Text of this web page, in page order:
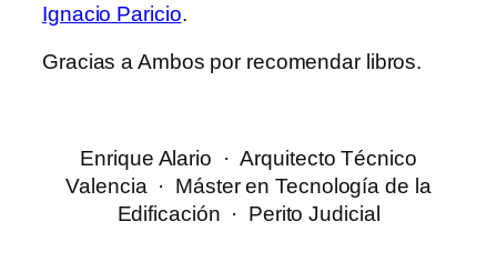
Ignacio Paricio.
Gracias a Ambos por recomendar libros.
Enrique Alario · Arquitecto Técnico
Valencia · Máster en Tecnología de la
Edificación · Perito Judicial